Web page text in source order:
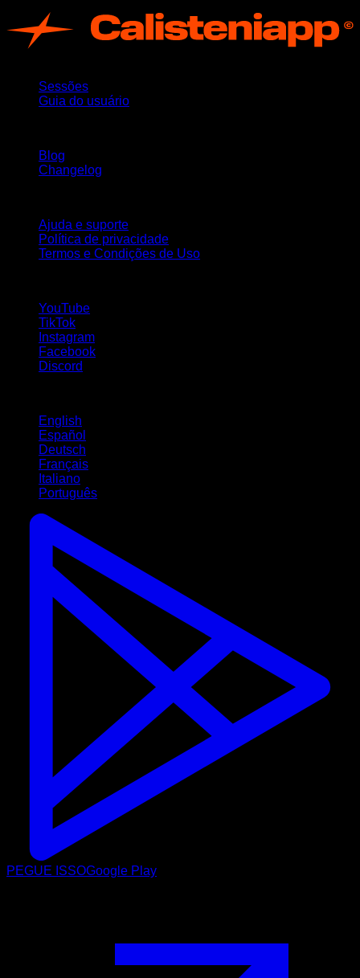
Sessões
Guia do usuário
Blog
Changelog
Ajuda e suporte
Política de privacidade
Termos e Condições de Uso
YouTube
TikTok
Instagram
Facebook
Discord
English
Español
Deutsch
Français
Italiano
Português
PEGUE ISSOGoogle Play